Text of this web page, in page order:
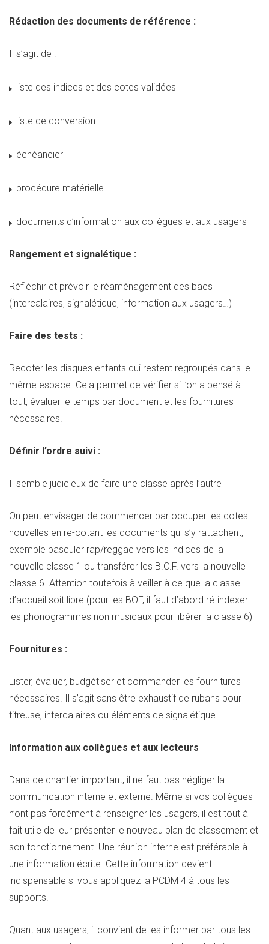
Rédaction des documents de référence :
Il s’agit de :
liste des indices et des cotes validées
liste de conversion
échéancier
procédure matérielle
documents d’information aux collègues et aux usagers
Rangement et signalétique :
Réfléchir et prévoir le réaménagement des bacs
(intercalaires, signalétique, information aux usagers…)
Faire des tests :
Recoter les disques enfants qui restent regroupés dans le
même espace. Cela permet de vérifier si l’on a pensé à
tout, évaluer le temps par document et les fournitures
nécessaires.
Définir l’ordre suivi :
Il semble judicieux de faire une classe après l’autre
On peut envisager de commencer par occuper les cotes
nouvelles en re-cotant les documents qui s’y rattachent,
exemple basculer rap/reggae vers les indices de la
nouvelle classe 1 ou transférer les B.O.F. vers la nouvelle
classe 6. Attention toutefois à veiller à ce que la classe
d’accueil soit libre (pour les BOF, il faut d’abord ré-indexer
les phonogrammes non musicaux pour libérer la classe 6)
Fournitures :
Lister, évaluer, budgétiser et commander les fournitures
nécessaires. Il s’agit sans être exhaustif de rubans pour
titreuse, intercalaires ou éléments de signalétique…
Information aux collègues et aux lecteurs
Dans ce chantier important, il ne faut pas négliger la
communication interne et externe. Même si vos collègues
n’ont pas forcément à renseigner les usagers, il est tout à
fait utile de leur présenter le nouveau plan de classement et
son fonctionnement. Une réunion interne est préférable à
une information écrite. Cette information devient
indispensable si vous appliquez la PCDM 4 à tous les
supports.
Quant aux usagers, il convient de les informer par tous les